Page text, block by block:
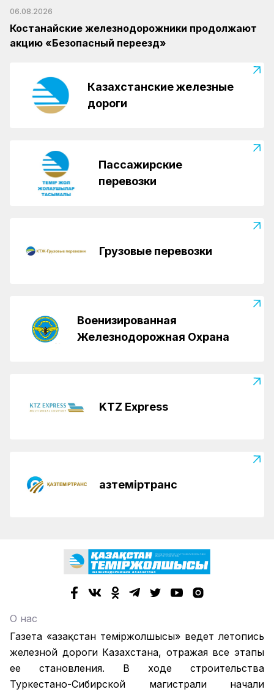
06.08.2026
Костанайские железнодорожники продолжают
акцию «Безопасный переезд»
Казахстанские железные
дороги
Пассажирские
перевозки
Грузовые перевозки
Военизированная
Железнодорожная Охрана
KTZ Express
Қазтеміртранс
О нас
Газета «Қазақстан теміржолшысы» ведет летопись
железной дороги Казахстана, отражая все этапы
ее становления. В ходе строительства
Туркестано-Сибирской магистрали начали